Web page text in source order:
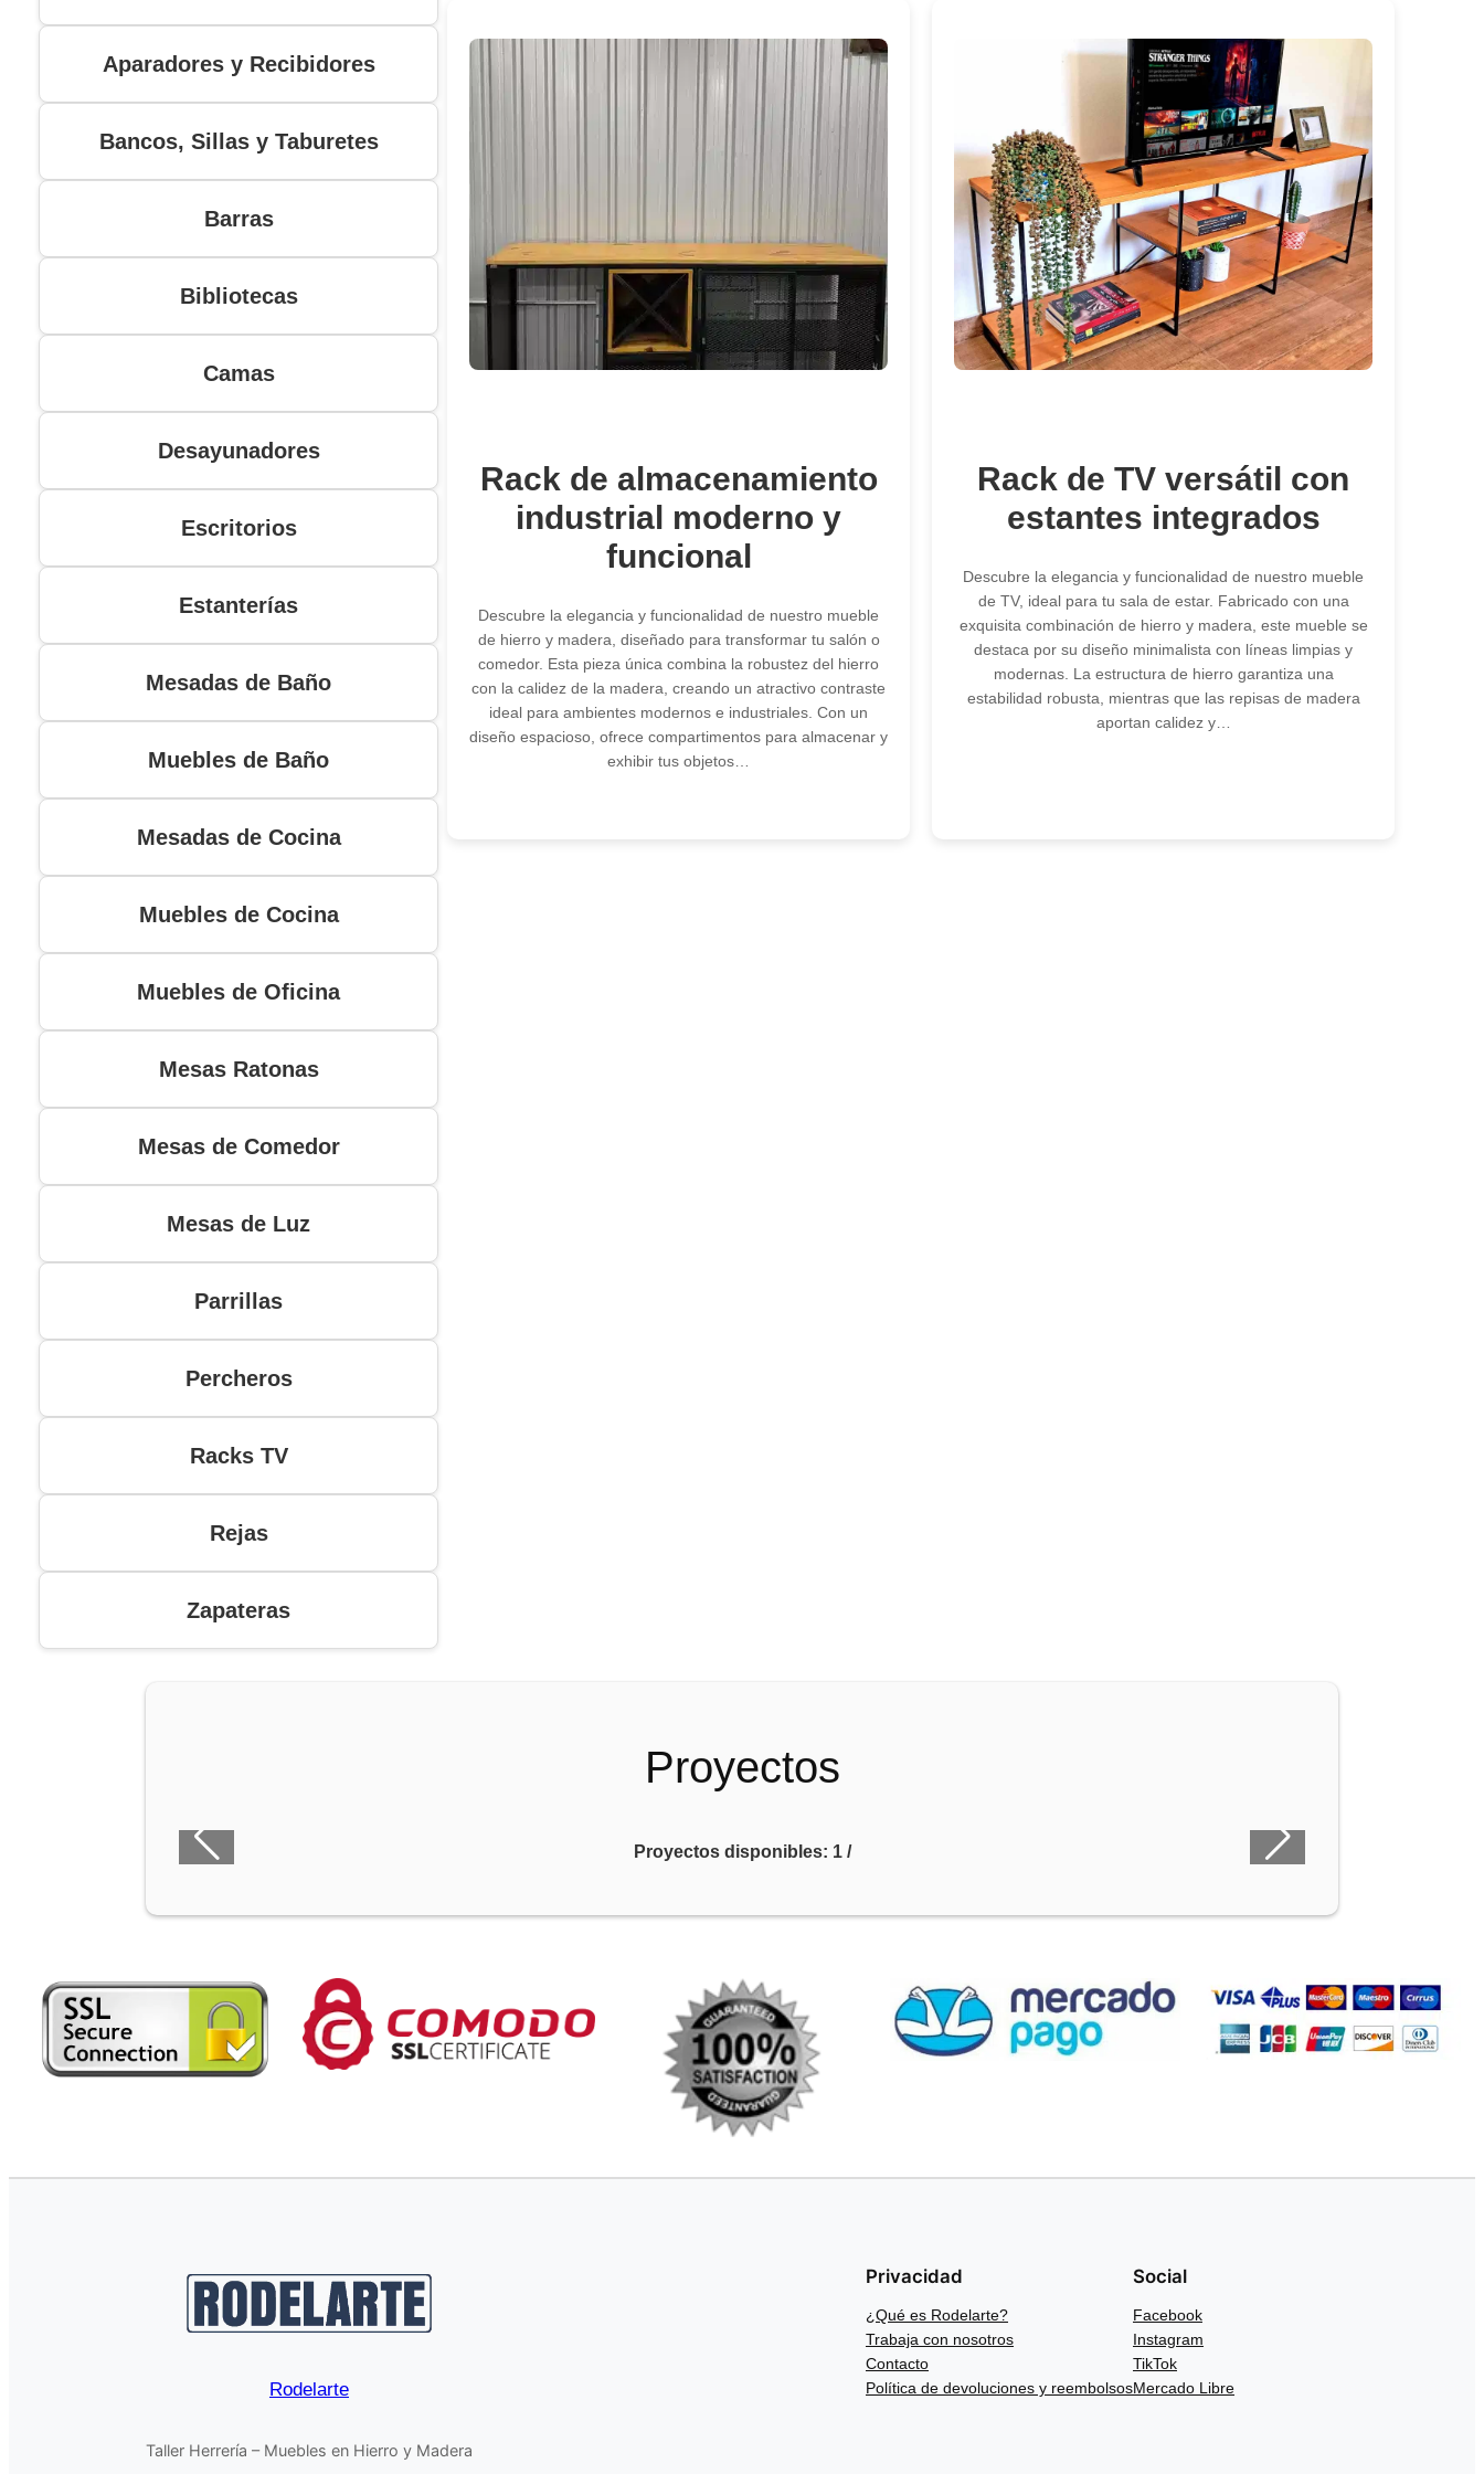
Aparadores y Recibidores
Bancos, Sillas y Taburetes
Barras
Bibliotecas
Camas
Desayunadores
Escritorios
Estanterías
Mesadas de Baño
Muebles de Baño
Mesadas de Cocina
Muebles de Cocina
Muebles de Oficina
Mesas Ratonas
Mesas de Comedor
Mesas de Luz
Parrillas
Percheros
Racks TV
Rejas
Zapateras
Rack de almacenamiento
industrial moderno y
funcional
Descubre la elegancia y funcionalidad de nuestro mueble
de hierro y madera, diseñado para transformar tu salón o
comedor. Esta pieza única combina la robustez del hierro
con la calidez de la madera, creando un atractivo contraste
ideal para ambientes modernos e industriales. Con un
diseño espacioso, ofrece compartimentos para almacenar y
exhibir tus objetos…
Rack de TV versátil con
estantes integrados
Descubre la elegancia y funcionalidad de nuestro mueble
de TV, ideal para tu sala de estar. Fabricado con una
exquisita combinación de hierro y madera, este mueble se
destaca por su diseño minimalista con líneas limpias y
modernas. La estructura de hierro garantiza una
estabilidad robusta, mientras que las repisas de madera
aportan calidez y…
Proyectos
Proyectos disponibles: 1/
Rodelarte
Taller Herrería – Muebles en Hierro y Madera
Privacidad
¿Qué es Rodelarte?
Trabaja con nosotros
Contacto
Política de devoluciones y reembolsos
Social
Facebook
Instagram
TikTok
Mercado Libre